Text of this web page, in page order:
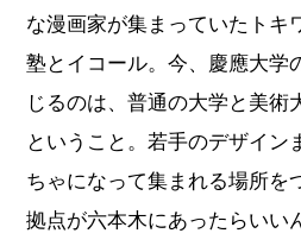
な漫画家が集まっていたトキ
塾とイコール。今、慶應大学
じるのは、普通の大学と美術
ということ。若手のデザイン
ちゃになって集まれる場所を
拠点が六本木にあったらいい